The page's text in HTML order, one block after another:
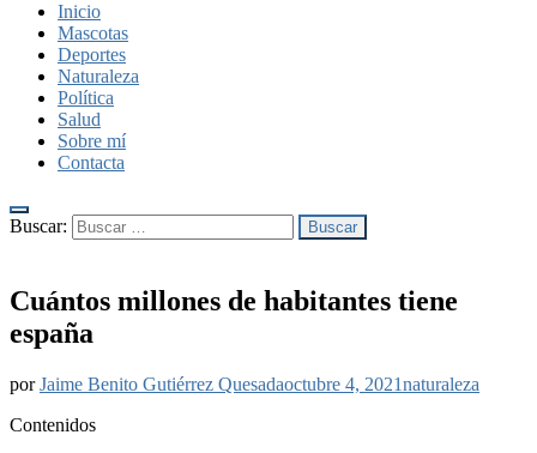
dnaservic.es
Inicio
Mascotas
Deportes
Naturaleza
Política
Salud
Sobre mí
Contacta
Buscar:
Cuántos millones de habitantes tiene
españa
porJaime Benito Gutiérrez Quesadaoctubre 4, 2021naturaleza
Contenidos